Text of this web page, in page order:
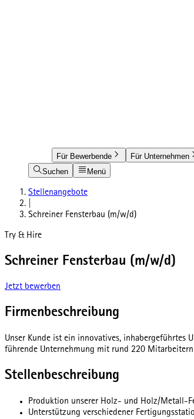
Für Bewerbende Für Unternehmen
Suchen
Menü
Stellenangebote
Schreiner Fensterbau (m/w/d)
Try & Hire
Schreiner Fensterbau (m/w/d)
Jetzt bewerben
Firmenbeschreibung
Unser Kunde ist ein innovatives, inhabergeführtes
führende Unternehmung mit rund 220
Stellenbeschreibung
Produktion unserer Holz- und Holz/Metall-
Unterstützung verschiedener